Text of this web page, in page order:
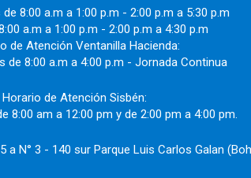
8:00 a.m a 1:00 p.m - 2:00 p.m a 5:30 p.m
a.m a 1:00 p.m - 2:00 p.m a 4:30 p.m
de Atención Ventanilla Hacienda:
de 8:00 a.m a 4:00 p.m - Jornada Continua
Horario de Atención Sisbén:
8:00 am a 12:00 pm y de 2:00 pm a 4:00 pm.
a N° 3 - 140 sur Parque Luis Carlos Galan